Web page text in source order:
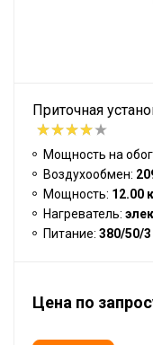
Приточная
Мощность на
Воздухообмен:
Мощность: 12.00
Нагреватель:
Питание: 380/50/
Цена по